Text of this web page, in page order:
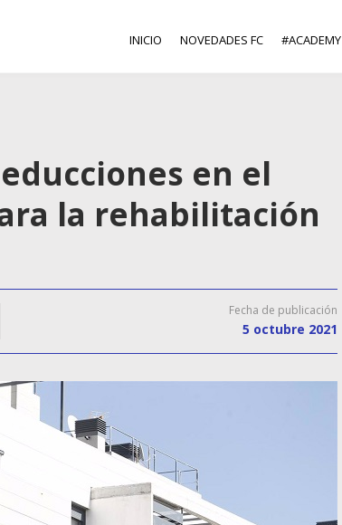
INICIO NOVEDADES FC #ACADEMY
en el
la rehabilitación
Fecha de publicación
5 octubre 2021